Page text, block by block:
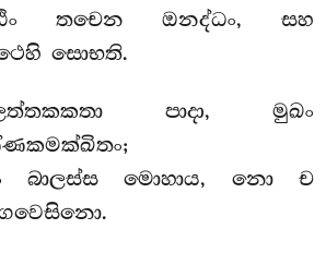
තචෙන ඔනද්ධං, සහ
සොභති.
පාදා, මුඛං
බාලස්ස මොහාය, නො ච